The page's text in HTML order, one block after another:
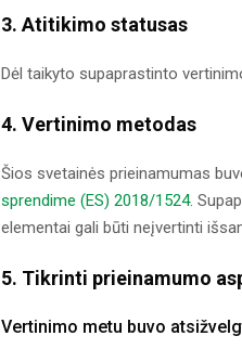
3. Atitikimo statusas
Dėl taikyto supaprastinto
4. Vertinimo metodas
Šios svetainės prieinamumas
sprendime (ES) 2018/1524.
elementai gali būti neįvertinti
5. Tikrinti prieinamumo
Vertinimo metu buvo